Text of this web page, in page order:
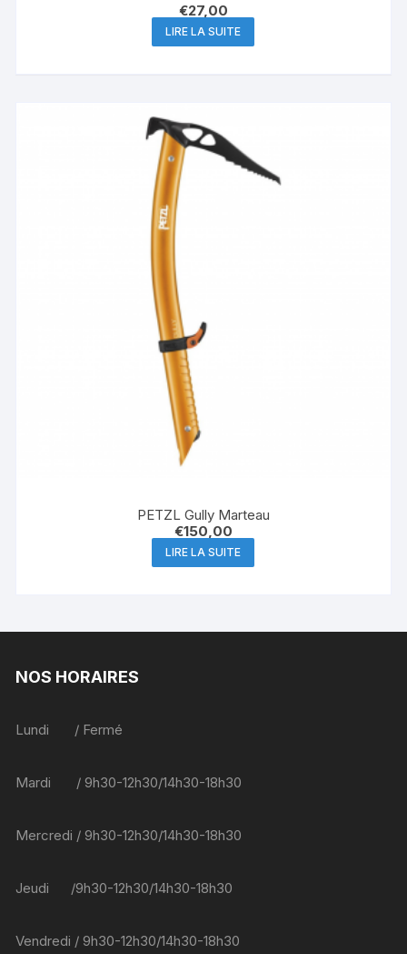
€27,00
LIRE LA SUITE
PETZL Gully Marteau
€150,00
LIRE LA SUITE
NOS HORAIRES
Lundi / Fermé
Mardi / 9h30-12h30/14h30-18h30
Mercredi / 9h30-12h30/14h30-18h30
Jeudi /9h30-12h30/14h30-18h30
Vendredi / 9h30-12h30/14h30-18h30